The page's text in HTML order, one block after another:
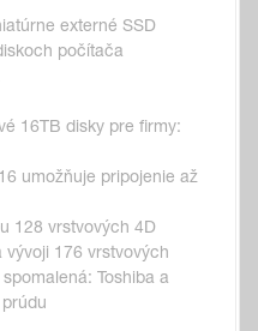
externé SSD
počítača
16TB disky pre firmy:
umožňuje pripojenie až
128 vrstvových 4D
vývoji 176 vrstvových
Toshiba a